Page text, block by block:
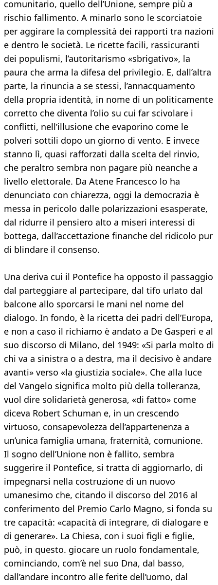
comunitario, quello dell’Unione, sempre più a
rischio fallimento. A minarlo sono le scorciatoie
per aggirare la complessità dei rapporti tra nazioni
e dentro le società. Le ricette facili, rassicuranti
dei populismi, l’autoritarismo «sbrigativo», la
paura che arma la difesa del privilegio. E, dall’altra
parte, la rinuncia a se stessi, l’annacquamento
della propria identità, in nome di un politicamente
corretto che diventa l’olio su cui far scivolare i
conflitti, nell’illusione che evaporino come le
polveri sottili dopo un giorno di vento. E invece
stanno lì, quasi rafforzati dalla scelta del rinvio,
che peraltro sembra non pagare più neanche a
livello elettorale. Da Atene Francesco lo ha
denunciato con chiarezza, oggi la democrazia è
messa in pericolo dalle polarizzazioni esasperate,
dal ridurre il pensiero alto a miseri interessi di
bottega, dall’accettazione finanche del ridicolo pur
di blindare il consenso.
Una deriva cui il Pontefice ha opposto il passaggio
dal parteggiare al partecipare, dal tifo urlato dal
balcone allo sporcarsi le mani nel nome del
dialogo. In fondo, è la ricetta dei padri dell’Europa,
e non a caso il richiamo è andato a De Gasperi e al
suo discorso di Milano, del 1949: «Si parla molto di
chi va a sinistra o a destra, ma il decisivo è andare
avanti» verso «la giustizia sociale». Che alla luce
del Vangelo significa molto più della tolleranza,
vuol dire solidarietà generosa, «di fatto» come
diceva Robert Schuman e, in un crescendo
virtuoso, consapevolezza dell’appartenenza a
un’unica famiglia umana, fraternità, comunione.
Il sogno dell’Unione non è fallito, sembra
suggerire il Pontefice, si tratta di aggiornarlo, di
impegnarsi nella costruzione di un nuovo
umanesimo che, citando il discorso del 2016 al
conferimento del Premio Carlo Magno, si fonda su
tre capacità: «capacità di integrare, di dialogare e
di generare». La Chiesa, con i suoi figli e figlie,
può, in questo. giocare un ruolo fondamentale,
cominciando, com’è nel suo Dna, dal basso,
dall’andare incontro alle ferite dell’uomo, dal